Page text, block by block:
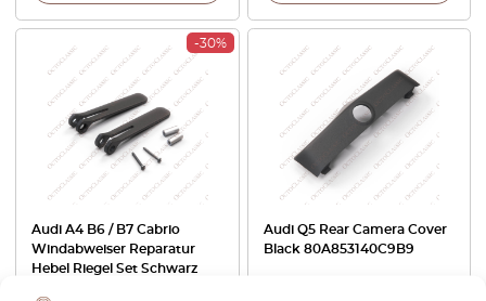
-30%
Audi A4 B6 / B7 Cabrio
Windabweiser Reparatur
Hebel Riegel Set Schwarz
Audi Q5 Rear Camera Cover
Black 80A853140C9B9